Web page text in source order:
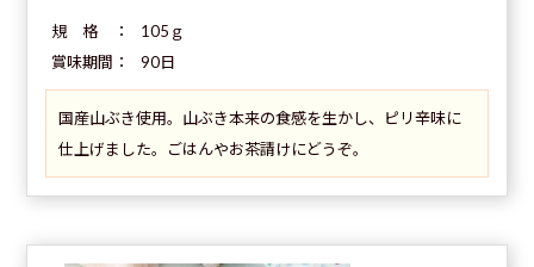
規 格 ：
105ｇ
賞味期間：
90日
国産山ぶき使用。山ぶき本来の食感を生かし、ピリ辛味に
仕上げました。ごはんやお茶請けにどうぞ。